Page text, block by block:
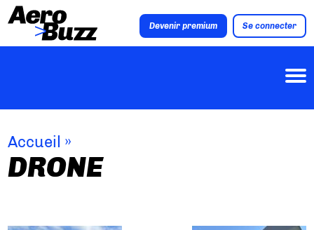
Devenir premium Se connecter
Accueil »
DRONE